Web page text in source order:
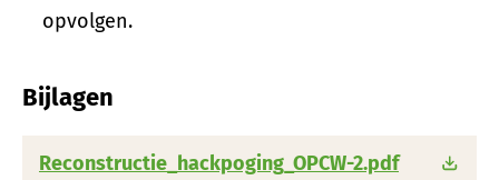
opvolgen.
Bijlagen
Reconstructie_hackpoging_OPCW-2.pdf